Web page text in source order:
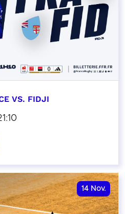
VS. FIDJI
14 Nov.